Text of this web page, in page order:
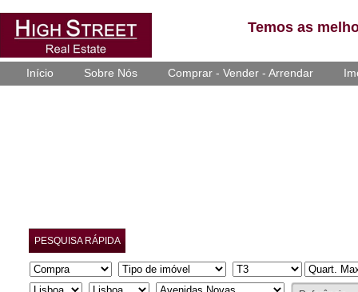
Temos as
Início Sobre Nós Comprar - Vender - Arrendar
PESQUISA RÁPIDA